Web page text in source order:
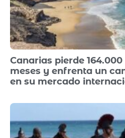
Canarias pierde
meses y enfrenta un
en su mercado